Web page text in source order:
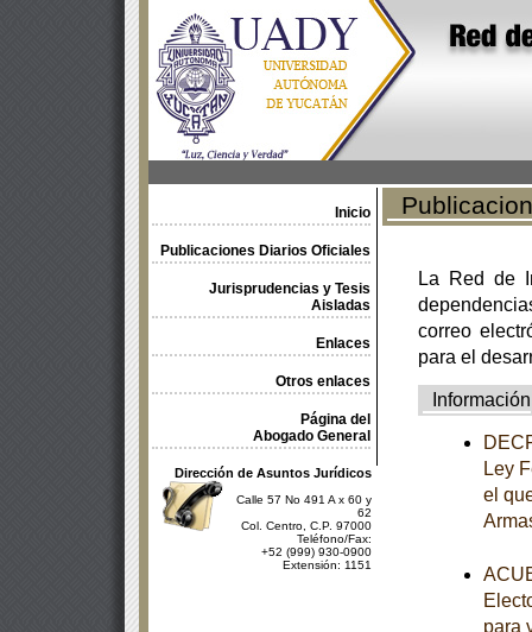
Inicio
Publicaciones Diarios Oficiales
Jurisprudencias y Tesis
Aisladas
Enlaces
Otros enlaces
Página del
Abogado General
Dirección de Asuntos Jurídicos
Calle 57 No 491 A x 60 y
62
Col. Centro, C.P. 97000
Teléfono/Fax:
+52 (999) 930-0900
Extensión: 1151
La Red de
correo
para el
Información
Ley
el
para